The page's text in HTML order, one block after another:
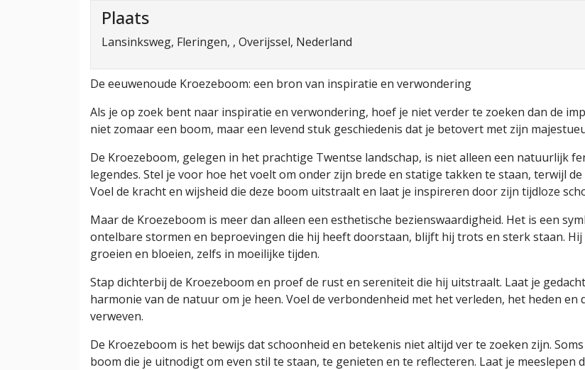
Plaats
Lansinksweg, Fleringen, , Overijssel, Nederland
De eeuwenoude Kroezeboom: een bron van inspiratie en verwondering
Als je op zoek bent naar inspiratie en verwondering, hoef je niet verder te zoeken dan de
niet zomaar een boom, maar een levend stuk geschiedenis dat je betovert met zijn
De Kroezeboom, gelegen in het prachtige Twentse landschap, is niet alleen een natuurlijk
legendes. Stel je voor hoe het voelt om onder zijn brede en statige takken te staan, terwijl
Voel de kracht en wijsheid die deze boom uitstraalt en laat je inspireren door zijn tijdloze
Maar de Kroezeboom is meer dan alleen een esthetische bezienswaardigheid. Het is een
ontelbare stormen en beproevingen die hij heeft doorstaan, blijft hij trots en sterk staan.
groeien en bloeien, zelfs in moeilijke tijden.
Stap dichterbij de Kroezeboom en proef de rust en sereniteit die hij uitstraalt. Laat je
harmonie van de natuur om je heen. Voel de verbondenheid met het verleden, het heden
verweven.
De Kroezeboom is het bewijs dat schoonheid en betekenis niet altijd ver te zoeken zijn.
boom die je uitnodigt om even stil te staan, te genieten en te reflecteren. Laat je meeslepen